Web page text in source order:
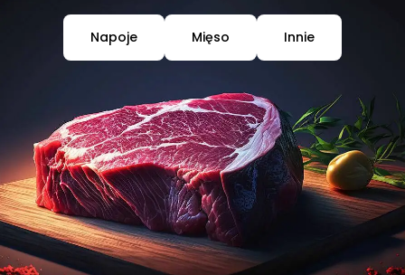
Napoje Mięso Innie